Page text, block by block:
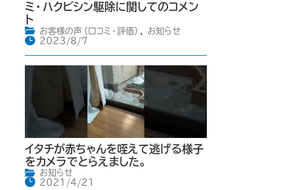
ミ・ハクビシン駆除に関してのコメン
ト
お客様の声（口コミ・評価）
お知らせ
2023/8/7
イタチが赤ちゃんを咥えて逃げる様子
をカメラでとらえました。
お知らせ
2021/4/21